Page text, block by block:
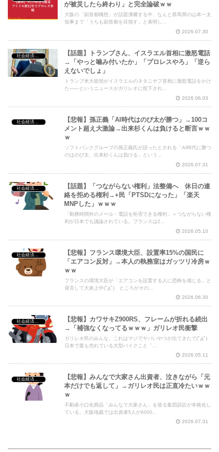
が被災したら終わり」と完全論破ｗｗ
大阪の「副首都構想」が話題沸騰する中、なんと群馬県の山本一太
知事まで「うちも副首都を目指す」と表明し...
2026.07.30
【話題】トランプさん、イスラエル首相に激怒電話
→「やっと噛み付いたか」「プロレスやろ」「逆ら
えないでしょ」
トランプ米大統領がイスラエルのネタニヤフ首相に激怒電話をかけ
た——というニュースがガリレオに投下され...
2026.06.03
社会経済・政治
【悲報】孫正義「AI時代はのび太が勝つ」→100コ
メント超え大激論→出来杉くんは負けると断言ｗｗ
ｗ
ソフトバンクグループの孫正義氏が語ったとされる「AI時代に勝つ
のはのび太、出来杉くんは負ける」という...
2026.07.31
社会経済・政治
【話題】「つながらない権利」法整備へ 休日の連
絡を拒める権利→+民「PTSDになった」「楽天
MNPした」ｗｗｗ
「勤務時間外のメール・電話を拒否できる権利」＝つながらない権
利が日本でも議論されている。フランスは2...
2026.05.10
社会経済・政治
【悲報】フランス環境大臣、設置率15%の国民に
「エアコン反対」→本人の執務室はガッツリ冷房ｗ
ｗｗ
フランスの環境大臣が「エアコンを設置する人に恐怖を感じる」と
発言して大炎上中(ﾟдﾟ) ところがその...
2026.06.30
社会経済・政治
【悲報】カワサキZ900RS、フレームが折れる続出
→「補強なくなってるｗｗｗ」ガリレオ民衝撃
ガリレオ民のみんな、これはマジでヤバいやつが出てきたで(ﾟдﾟ)
日本で最も売れている大型バイクこと「...
2026.05.11
社会経済・政治
【悲報】みんなで大家さん出資者、泣きながら「元
本だけでも返して」→ガリレオ民は正直冷たいｗｗ
ｗ
不動産小口化商品「みんなで大家さん」を巡る集団訴訟が本格化し
ている。大阪地裁では出資者5人が6000...
2026.07.31